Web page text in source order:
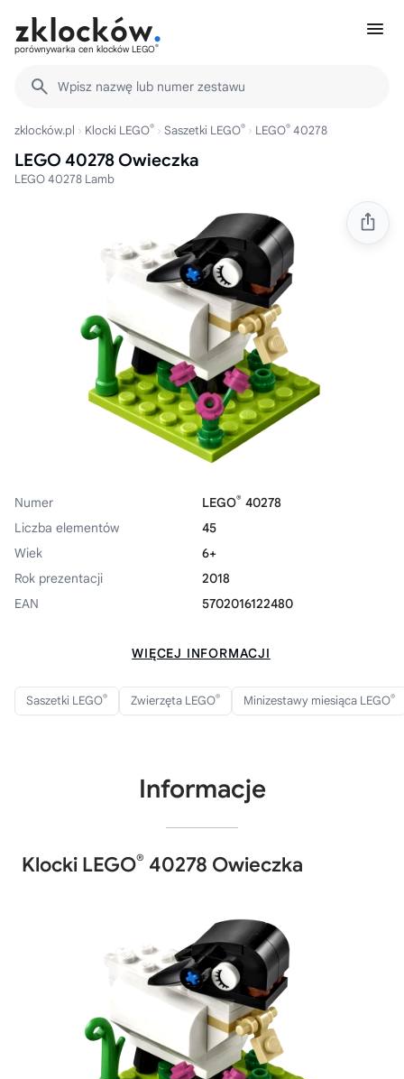
porównywarka cen klocków LEGO®
Wpisz nazwę lub numer zestawu
zklocków.pl Klocki LEGO® Saszetki LEGO® LEGO® 40278
LEGO 40278 Owieczka
LEGO 40278 Lamb
Numer LEGO® 40278
Liczba elementów
45
Wiek
6+
Rok prezentacji
2018
EAN
5702016122480
WIĘCEJ INFORMACJI
Saszetki LEGO® Zwierzęta LEGO® Minizestawy miesiąca LEGO®
Informacje
Klocki LEGO® 40278 Owieczka